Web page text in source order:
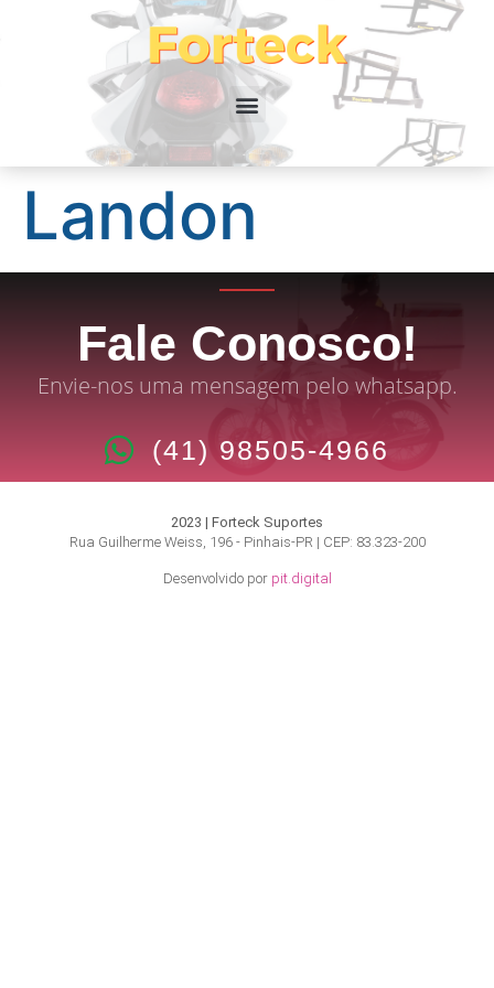
Landon
Fale Conosco!
Envie-nos uma mensagem pelo whatsapp.
(41) 98505-4966
2023 | Forteck Suportes
Rua Guilherme Weiss, 196 - Pinhais-PR | CEP: 83.323-200
Desenvolvido por pit.digital